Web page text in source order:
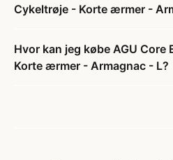
Cykeltrøje - Korte ærmer -
Hvor kan jeg købe AGU
Korte ærmer - Armagnac - L?